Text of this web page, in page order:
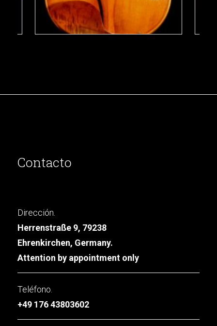
Contacto
Dirección.
Herrenstraße 9, 79238
Ehrenkirchen, Germany.
Attention by appointment only
Teléfono.
+49 176 43803602